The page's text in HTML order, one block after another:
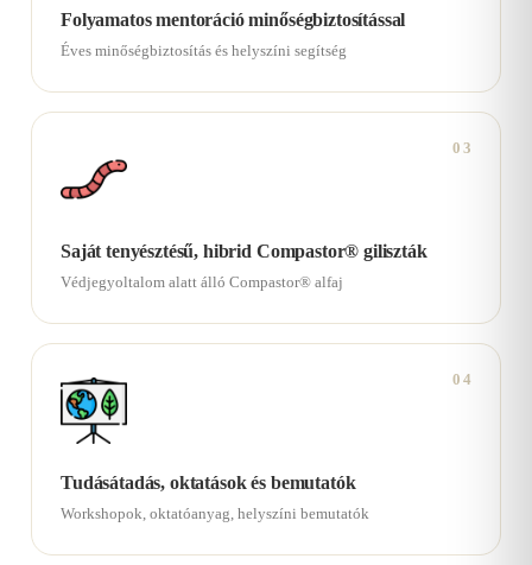
Folyamatos mentoráció minőségbiztosítással
Éves minőségbiztosítás és helyszíni segítség
03
Saját tenyésztésű, hibrid Compastor® giliszták
Védjegyoltalom alatt álló Compastor® alfaj
04
Tudásátadás, oktatások és bemutatók
Workshopok, oktatóanyag, helyszíni bemutatók